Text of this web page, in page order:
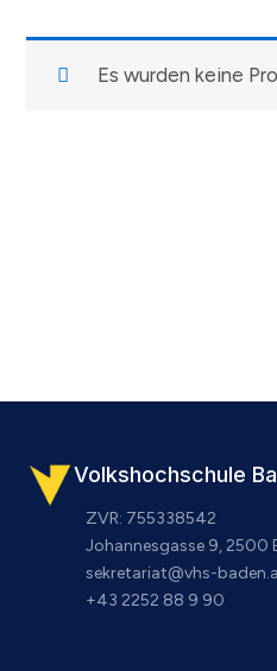
Es wurden keine
Volkshochschule
ZVR: 755338542
Johannesgasse 9, 2500
sekretariat@vhs-
+43 2252 88 9 90